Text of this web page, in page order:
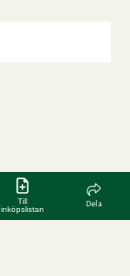
Till
inköpslistan
Dela